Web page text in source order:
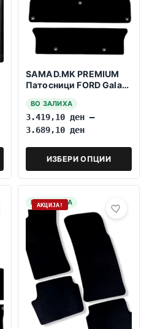
SAMAD.MK PREMIUM
Патосници FORD Galaxy
Fiksatori na vrtenje
ВО ЗАЛИХА
3.419,10 ден –
3.689,10 ден
ИЗБЕРИ ОПЦИИ
НА ЗАЛИХА
АКЦИЈА!